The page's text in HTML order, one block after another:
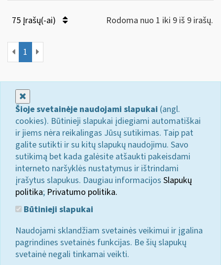
75 Įrašų(-ai) Rodoma nuo 1 iki 9 iš 9 irašų.
1
Šioje svetainėje naudojami slapukai (angl.
cookies). Būtinieji slapukai įdiegiami automatiškai
ir jiems nėra reikalingas Jūsų sutikimas. Taip pat
galite sutikti ir su kitų slapukų naudojimu. Savo
sutikimą bet kada galėsite atšaukti pakeisdami
interneto naršyklės nustatymus ir ištrindami
įrašytus slapukus. Daugiau informacijos Slapukų
politika; Privatumo politika.
Būtinieji slapukai
Naudojami sklandžiam svetainės veikimui ir įgalina
pagrindines svetainės funkcijas. Be šių slapukų
svetainė negali tinkamai veikti.